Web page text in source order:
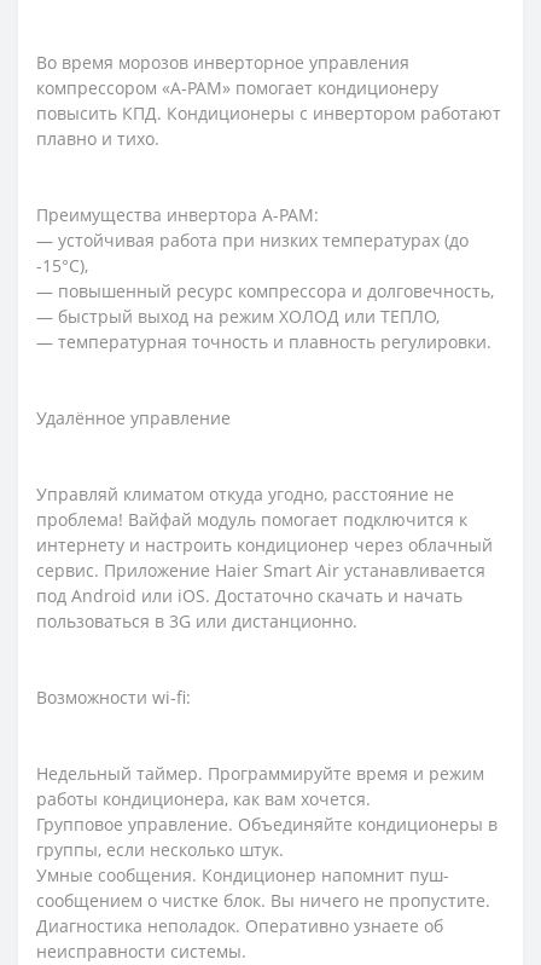
Во время морозов инверторное управления
компрессором «A-PAM» помогает кондиционеру
повысить КПД. Кондиционеры с инвертором работают
плавно и тихо.
Преимущества инвертора A-PAM:
— устойчивая работа при низких температурах (до
-15°С),
— повышенный ресурс компрессора и долговечность,
— быстрый выход на режим ХОЛОД или ТЕПЛО,
— температурная точность и плавность регулировки.
Удалённое управление
Управляй климатом откуда угодно, расстояние не
проблема! Вайфай модуль помогает подключится к
интернету и настроить кондиционер через облачный
сервис. Приложение Haier Smart Air устанавливается
под Android или iOS. Достаточно скачать и начать
пользоваться в 3G или дистанционно.
Возможности wi-fi:
Недельный таймер. Программируйте время и режим
работы кондиционера, как вам хочется.
Групповое управление. Объединяйте кондиционеры в
группы, если несколько штук.
Умные сообщения. Кондиционер напомнит пуш-
сообщением о чистке блок. Вы ничего не пропустите.
Диагностика неполадок. Оперативно узнаете об
неисправности системы.